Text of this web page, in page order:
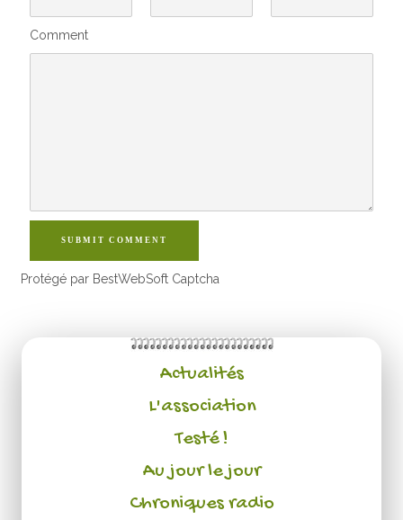
Comment
SUBMIT COMMENT
Protégé par BestWebSoft Captcha
Actualités
L'association
Testé !
Au jour le jour
Chroniques radio